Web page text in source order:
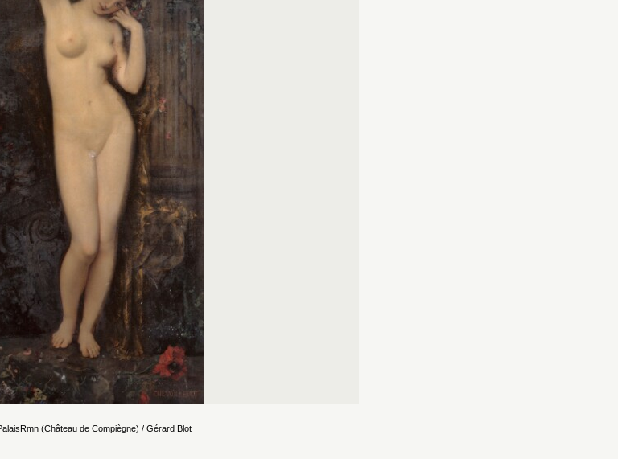
(Château de Compiègne) / Gérard Blot